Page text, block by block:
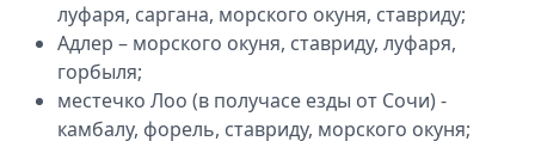
луфаря, саргана, морского окуня, ставриду;
Адлер – морского окуня, ставриду, луфаря,
горбыля;
местечко Лоо (в получасе езды от Сочи) -
камбалу, форель, ставриду, морского окуня;